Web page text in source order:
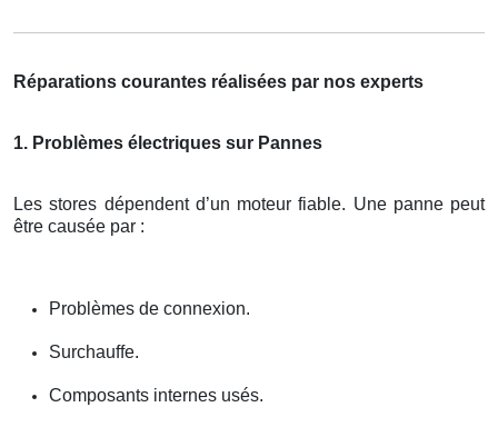
Réparations courantes réalisées par nos experts
1. Problèmes électriques sur Pannes
Les stores dépendent d’un moteur fiable. Une panne peut
être causée par :
Problèmes de connexion.
Surchauffe.
Composants internes usés.